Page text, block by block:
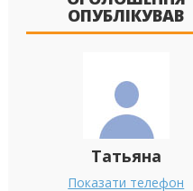
ОПУБЛІКУВАВ
Татьяна
Показати телефон